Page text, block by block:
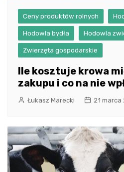
Ceny produktów rolnych
Hodowla bydła Hodowla
Zwierzęta gospodarskie
Ile kosztuje krowa
zakupu i co na nie
Łukasz Marecki 21 marca